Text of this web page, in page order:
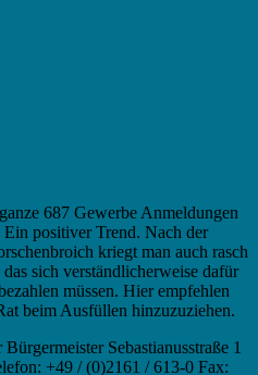
687 Gewerbe Anmeldungen
positiver Trend. Nach der
kriegt man auch rasch
sich verständlicherweise dafür
müssen. Hier empfehlen
beim Ausfüllen hinzuzuziehen.
Sebastianusstraße 1
+49 / (0)2161 / 613-0 Fax: